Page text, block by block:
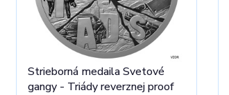
Strieborná medaila Svetové
gangy - Triády reverznej proof